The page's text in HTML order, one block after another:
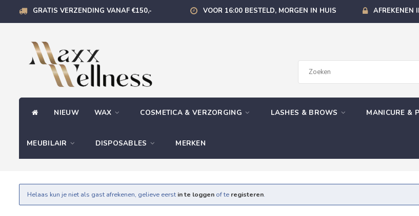
GRATIS VERZENDING VANAF €150,- VOOR 16:00 BESTELD, MORGEN IN HUIS AFREKENEN
NIEUW WAX COSMETICA & VERZORGING LASHES & BROWS MANICURE &
MEUBILAIR DISPOSABLES MERKEN
Helaas kun je niet als gast afrekenen, gelieve eerst in te loggen of te registeren.